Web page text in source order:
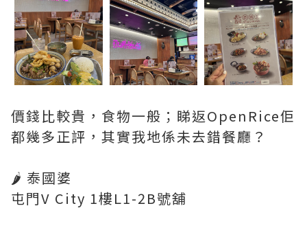
價錢比較貴，食物一般；睇返OpenRice佢
都幾多正評，其實我地係未去錯餐廳？
🌶️ 泰國婆
屯門V City 1樓L1-2B號舖